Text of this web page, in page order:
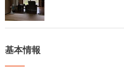
基本情報